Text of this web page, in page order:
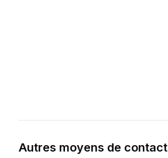
Autres moyens de contact